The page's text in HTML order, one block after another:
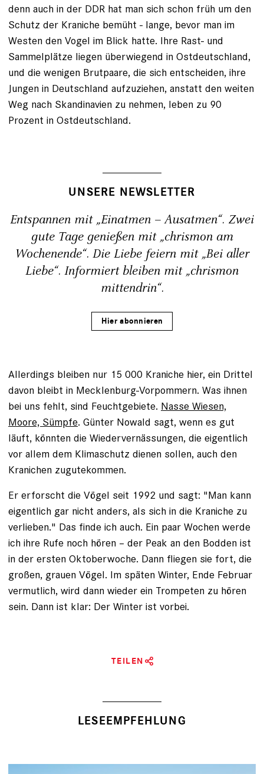
denn auch in der DDR hat man sich schon früh um den
Schutz der Kraniche bemüht - lange, bevor man im
Westen den Vogel im Blick hatte. Ihre Rast- und
Sammelplätze liegen überwiegend in Ostdeutschland,
und die wenigen Brutpaare, die sich entscheiden, ihre
Jungen in Deutschland aufzuziehen, anstatt den weiten
Weg nach Skandinavien zu nehmen, leben zu 90
Prozent in Ostdeutschland.
UNSERE NEWSLETTER
Entspannen mit „Einatmen – Ausatmen“. Zwei
gute Tage genießen mit „chrismon am
Wochenende“. Die Liebe feiern mit „Bei aller
Liebe“. Informiert bleiben mit „chrismon
mittendrin“.
Hier abonnieren
Allerdings bleiben nur 15 000 Kraniche hier, ein Drittel
davon bleibt in Mecklenburg-Vorpommern. Was ihnen
bei uns fehlt, sind Feuchtgebiete. Nasse Wiesen,
Moore, Sümpfe. Günter Nowald sagt, wenn es gut
läuft, könnten die Wiedervernässungen, die eigentlich
vor allem dem Klimaschutz dienen sollen, auch den
Kranichen zugutekommen.
Er erforscht die Vögel seit 1992 und sagt: "Man kann
eigentlich gar nicht anders, als sich in die Kraniche zu
verlieben." Das finde ich auch. Ein paar Wochen werde
ich ihre Rufe noch hören – der Peak an den Bodden ist
in der ersten Oktoberwoche. Dann fliegen sie fort, die
großen, grauen Vögel. Im späten Winter, Ende Februar
vermutlich, wird dann wieder ein Trompeten zu hören
sein. Dann ist klar: Der Winter ist vorbei.
TEILEN
LESEEMPFEHLUNG